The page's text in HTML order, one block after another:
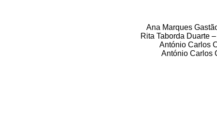
Ana Marques
Rita Taborda Duarte
António Carlos
António Carlos